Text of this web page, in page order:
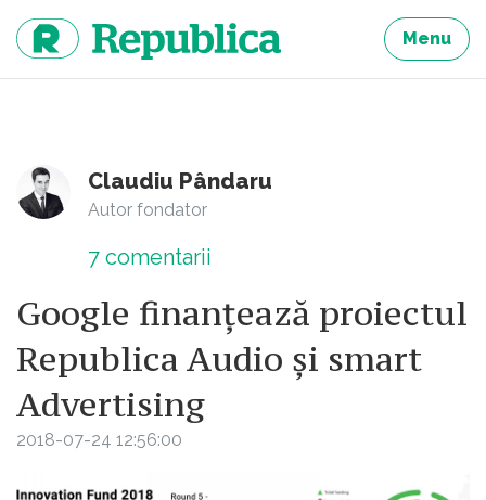
continut
Menu
Claudiu Pândaru
Autor fondator
7 comentarii
Google finanțează proiectul
Republica Audio și smart
Advertising
2018-07-24 12:56:00